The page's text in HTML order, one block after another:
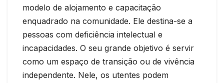
modelo de alojamento e capacitação
enquadrado na comunidade. Ele destina-se a
pessoas com deficiência intelectual e
incapacidades. O seu grande objetivo é servir
como um espaço de transição ou de vivência
independente. Nele, os utentes podem